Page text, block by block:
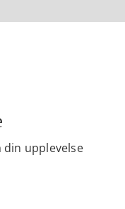
kontrollplan
användas som
din upplevelse